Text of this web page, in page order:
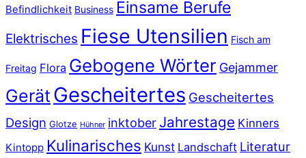
Befindlichkeit Business Einsame Berufe
Elektrisches Fiese Utensilien Fisch am
Freitag Flora Gebogene Wörter Gejammer
Gerät Gescheitertes Gescheitertes
Design Glotze Hühner inktober Jahrestage Kinners
Kintopp Kulinarisches Kunst Landschaft Literatur